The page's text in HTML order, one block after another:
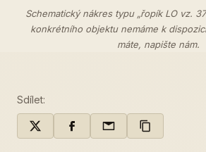
Schematický nákres typu „řopík LO vz.
konkrétního objektu nemáme k
máte, napište nám.
Sdílet: